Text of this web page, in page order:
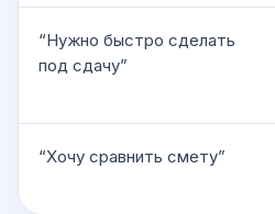
“Нужно быстро сделать
под сдачу”
“Хочу сравнить смету”